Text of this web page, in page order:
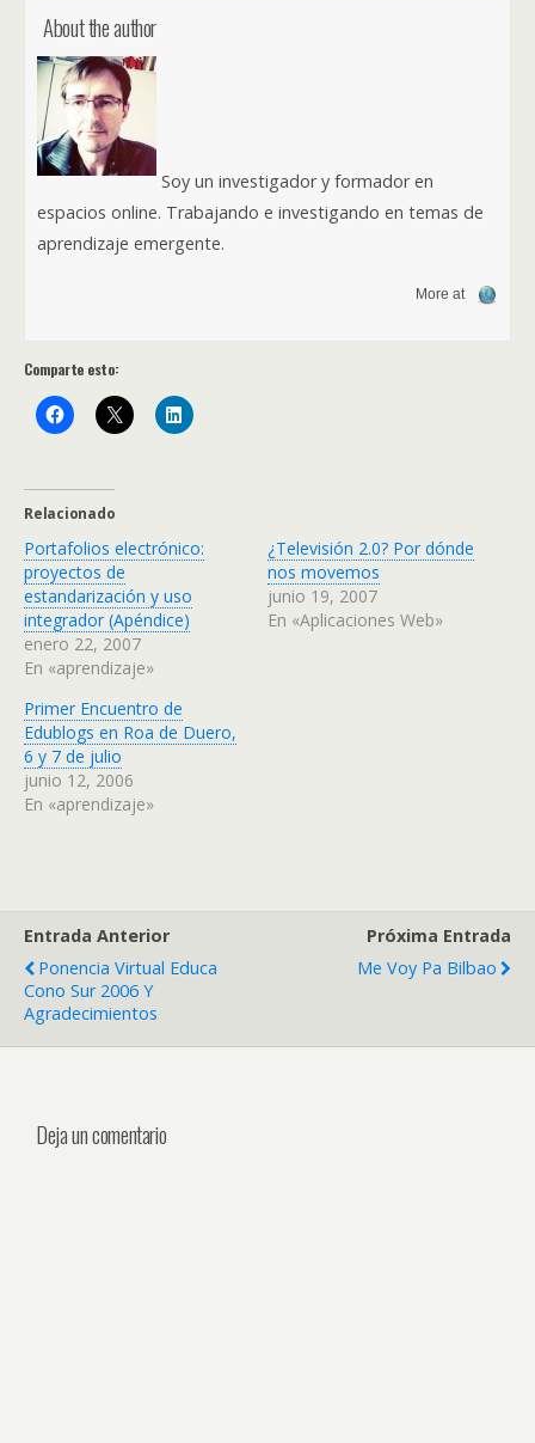
About the author
Soy un investigador y formador en
espacios online. Trabajando e investigando en temas de
aprendizaje emergente.
More at
Comparte esto:
Relacionado
Portafolios electrónico:
proyectos de
estandarización y uso
integrador (Apéndice)
enero 22, 2007
En «aprendizaje»
¿Televisión 2.0? Por dónde
nos movemos
junio 19, 2007
En «Aplicaciones Web»
Primer Encuentro de
Edublogs en Roa de Duero,
6 y 7 de julio
junio 12, 2006
En «aprendizaje»
Entrada Anterior
Ponencia Virtual Educa
Cono Sur 2006 Y
Agradecimientos
Próxima Entrada
Me Voy Pa Bilbao
Deja un comentario